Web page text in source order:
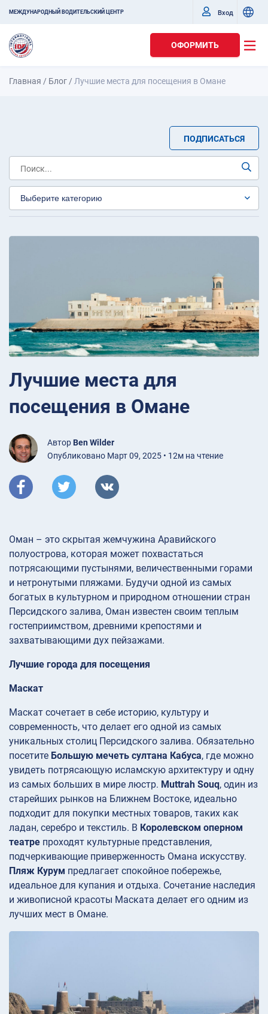
МЕЖДУНАРОДНЫЙ ВОДИТЕЛЬСКИЙ ЦЕНТР Вход
ОФОРМИТЬ
Главная / Блог / Лучшие места для посещения в Омане
ПОДПИСАТЬСЯ
Лучшие места для
посещения в Омане
Автор Ben Wilder
Опубликовано Март 09, 2025 • 12м на чтение
Оман – это скрытая жемчужина Аравийского
полуострова, которая может похвастаться
потрясающими пустынями, величественными горами
и нетронутыми пляжами. Будучи одной из самых
богатых в культурном и природном отношении стран
Персидского залива, Оман известен своим теплым
гостеприимством, древними крепостями и
захватывающими дух пейзажами.
Лучшие города для посещения
Маскат
Маскат сочетает в себе историю, культуру и
современность, что делает его одной из самых
уникальных столиц Персидского залива. Обязательно
посетите Большую мечеть султана Кабуса, где можно
увидеть потрясающую исламскую архитектуру и одну
из самых больших в мире люстр. Muttrah Souq, один из
старейших рынков на Ближнем Востоке, идеально
подходит для покупки местных товаров, таких как
ладан, серебро и текстиль. В Королевском оперном
театре проходят культурные представления,
подчеркивающие приверженность Омана искусству.
Пляж Курум предлагает спокойное побережье,
идеальное для купания и отдыха. Сочетание наследия
и живописной красоты Маската делает его одним из
лучших мест в Омане.